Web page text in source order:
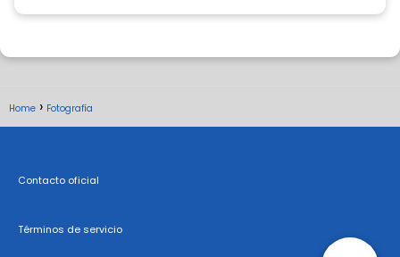
Home Fotografía
Contacto oficial
Términos de servicio